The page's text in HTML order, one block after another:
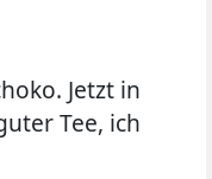
Jetzt in
Tee, ich